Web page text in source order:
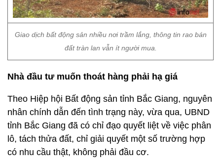
Giao dịch bất động sản nhiều nơi trầm lắng, thông tin rao bán
đất tràn lan vẫn ít người mua.
Nhà đầu tư muốn thoát hàng phải hạ giá
Theo Hiệp hội Bất động sản tỉnh Bắc Giang, nguyên
nhân chính dẫn đến tình trạng này, vừa qua, UBND
tỉnh Bắc Giang đã có chỉ đạo quyết liệt về việc phân
lô, tách thửa đất, chỉ giải quyết một số trường hợp
có nhu cầu thật, không phải đầu cơ.